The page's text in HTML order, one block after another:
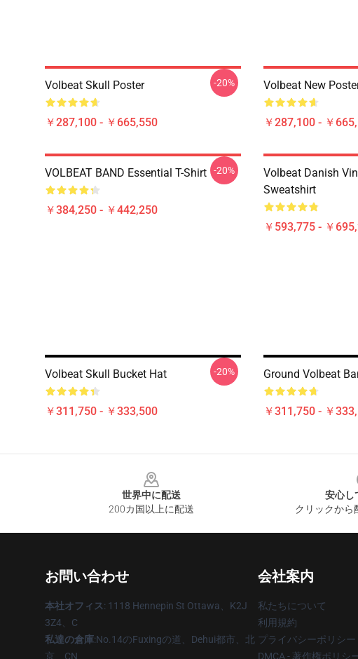
Volbeat Skull Poster
￥287,100 - ￥665,550
-20% Volbeat New
￥287,100 - ￥
VOLBEAT BAND Essential T-Shirt
￥384,250 - ￥442,250
-20%
Volbeat Danish
Sweatshirt
￥593,775 - ￥
Volbeat Skull Bucket Hat
￥311,750 - ￥333,500
-20% Ground Volbeat
￥311,750 - ￥
世界中に配送
200カ国以上に配送
安心し
クリックか
お問い合わせ
本社オフィス: 1118 Hennepin St Ottawa、K2J
3Z4、C
私達の倉庫:No.14のFuxingの道、Dehui都市、北
京、CN
会社案内
私たちについて
利用規約
プライバシーポリシー
DMCA - 著作権ポリシ